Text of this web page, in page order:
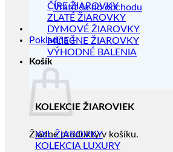
Vrátiť sa do obchodu
Pokladňa +
Košík
Žiadne produkty v košíku.
ČÍRE ŽIAROVKY
ZLATÉ ŽIAROVKY
DYMOVÉ ŽIAROVKY
MLIEČNE ŽIAROVKY
VÝHODNÉ BALENIA
KOLEKCIE ŽIAROVIEK
XXL ŽIAROVKY
KOLEKCIA LUXURY